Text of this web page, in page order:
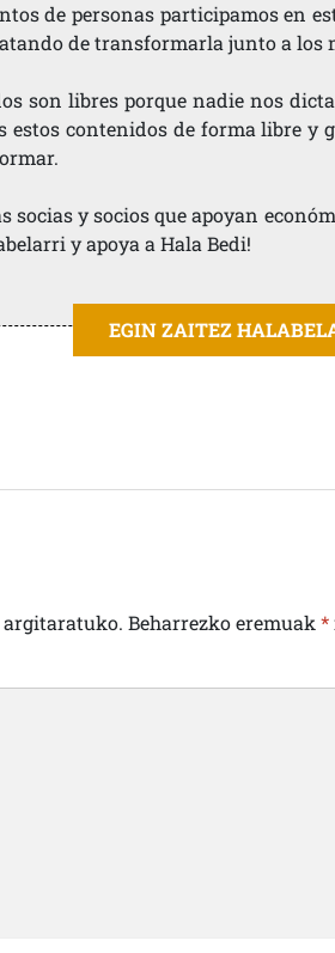
de personas participamos en
de transformarla junto a los
son libres porque nadie nos
estos contenidos de forma libre y
socias y socios que apoyan
y apoya a Hala Bedi!
EGIN ZAITEZ
argitaratuko. Beharrezko eremuak*